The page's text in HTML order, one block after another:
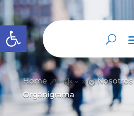
Abrir barra de herramientas
Home &#x39; Nosotros
Organigrama